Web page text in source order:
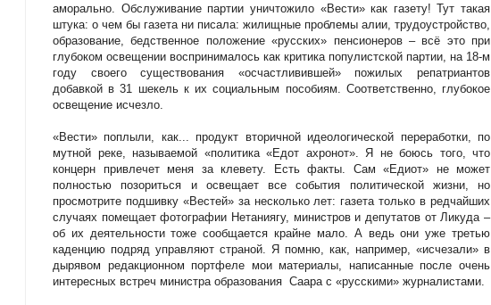
аморально. Обслуживание партии уничтожило «Вести» как газету! Тут такая
штука: о чем бы газета ни писала: жилищные проблемы алии, трудоустройство,
образование, бедственное положение «русских» пенсионеров – всё это при
глубоком освещении воспринималось как критика популистской партии, на 18-м
году своего существования «осчастливившей» пожилых репатриантов
добавкой в 31 шекель к их социальным пособиям. Соответственно, глубокое
освещение исчезло.
«Вести» поплыли, как... продукт вторичной идеологической переработки, по
мутной реке, называемой «политика «Едот ахронот». Я не боюсь того, что
концерн привлечет меня за клевету. Есть факты. Сам «Едиот» не может
полностью позориться и освещает все события политической жизни, но
просмотрите подшивку «Вестей» за несколько лет: газета только в редчайших
случаях помещает фотографии Нетаниягу, министров и депутатов от Ликуда –
об их деятельности тоже сообщается крайне мало. А ведь они уже третью
каденцию подряд управляют страной. Я помню, как, например, «исчезали» в
дырявом редакционном портфеле мои материалы, написанные после очень
интересных встреч министра образования Саара с «русскими» журналистами.